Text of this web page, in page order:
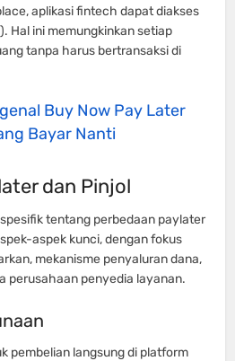
aplikasi fintech dapat diakses
Hal ini memungkinkan setiap
tanpa harus bertransaksi di
Buy Now Pay Later
Bayar Nanti
dan Pinjol
tentang perbedaan paylater
aspek kunci, dengan fokus
mekanisme penyaluran dana,
perusahaan penyedia layanan.
pembelian langsung di platform